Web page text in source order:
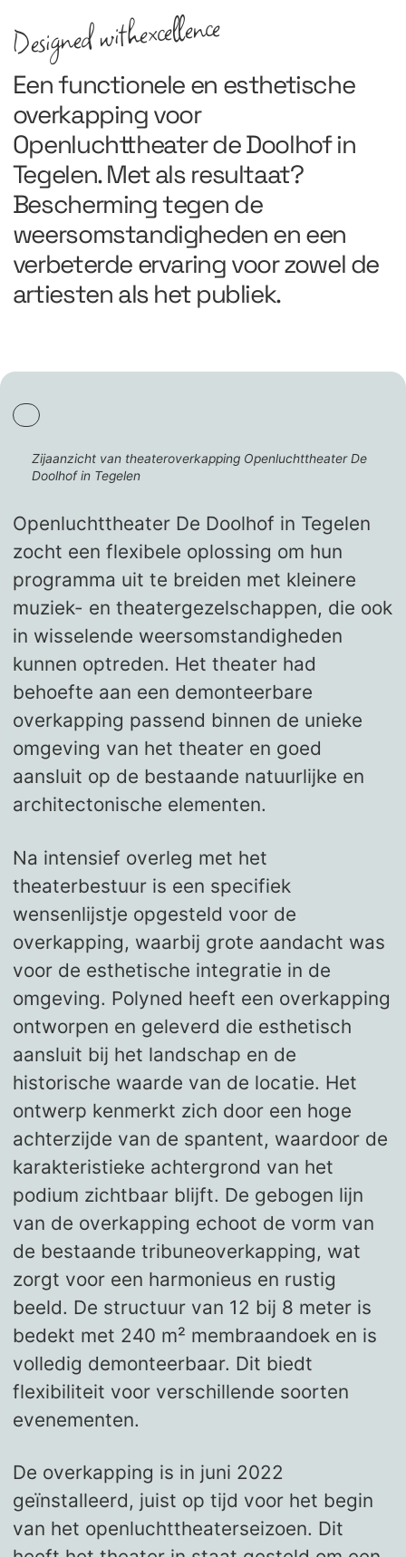
Designed withexcellence
Een functionele en esthetische
overkapping voor
Openluchttheater de Doolhof in
Tegelen. Met als resultaat?
Bescherming tegen de
weersomstandigheden en een
verbeterde ervaring voor zowel de
artiesten als het publiek.
Zijaanzicht van theateroverkapping Openluchttheater De
Doolhof in Tegelen
Openluchttheater De Doolhof in Tegelen
zocht een flexibele oplossing om hun
programma uit te breiden met kleinere
muziek- en theatergezelschappen, die ook
in wisselende weersomstandigheden
kunnen optreden. Het theater had
behoefte aan een demonteerbare
overkapping passend binnen de unieke
omgeving van het theater en goed
aansluit op de bestaande natuurlijke en
architectonische elementen.
Na intensief overleg met het
theaterbestuur is een specifiek
wensenlijstje opgesteld voor de
overkapping, waarbij grote aandacht was
voor de esthetische integratie in de
omgeving. Polyned heeft een overkapping
ontworpen en geleverd die esthetisch
aansluit bij het landschap en de
historische waarde van de locatie. Het
ontwerp kenmerkt zich door een hoge
achterzijde van de spantent, waardoor de
karakteristieke achtergrond van het
podium zichtbaar blijft. De gebogen lijn
van de overkapping echoot de vorm van
de bestaande tribuneoverkapping, wat
zorgt voor een harmonieus en rustig
beeld. De structuur van 12 bij 8 meter is
bedekt met 240 m² membraandoek en is
volledig demonteerbaar. Dit biedt
flexibiliteit voor verschillende soorten
evenementen.
De overkapping is in juni 2022
geïnstalleerd, juist op tijd voor het begin
van het openluchttheaterseizoen. Dit